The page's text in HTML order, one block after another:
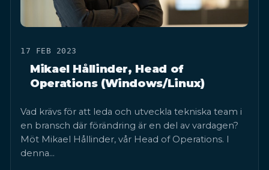
17 FEB 2023
Mikael Hållinder, Head of
Operations (Windows/Linux)
Vad krävs för att leda och utveckla tekniska team i
en bransch där förändring är en del av vardagen?
Möt Mikael Hållinder, vår Head of Operations. I
denna…